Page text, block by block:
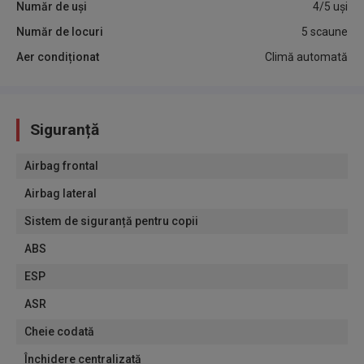
Număr de uși
4/5 uși
Număr de locuri
5 scaune
Aer condiționat
Climă automată
Siguranță
Airbag frontal
Airbag lateral
Sistem de siguranță pentru copii
ABS
ESP
ASR
Cheie codată
Închidere centralizată